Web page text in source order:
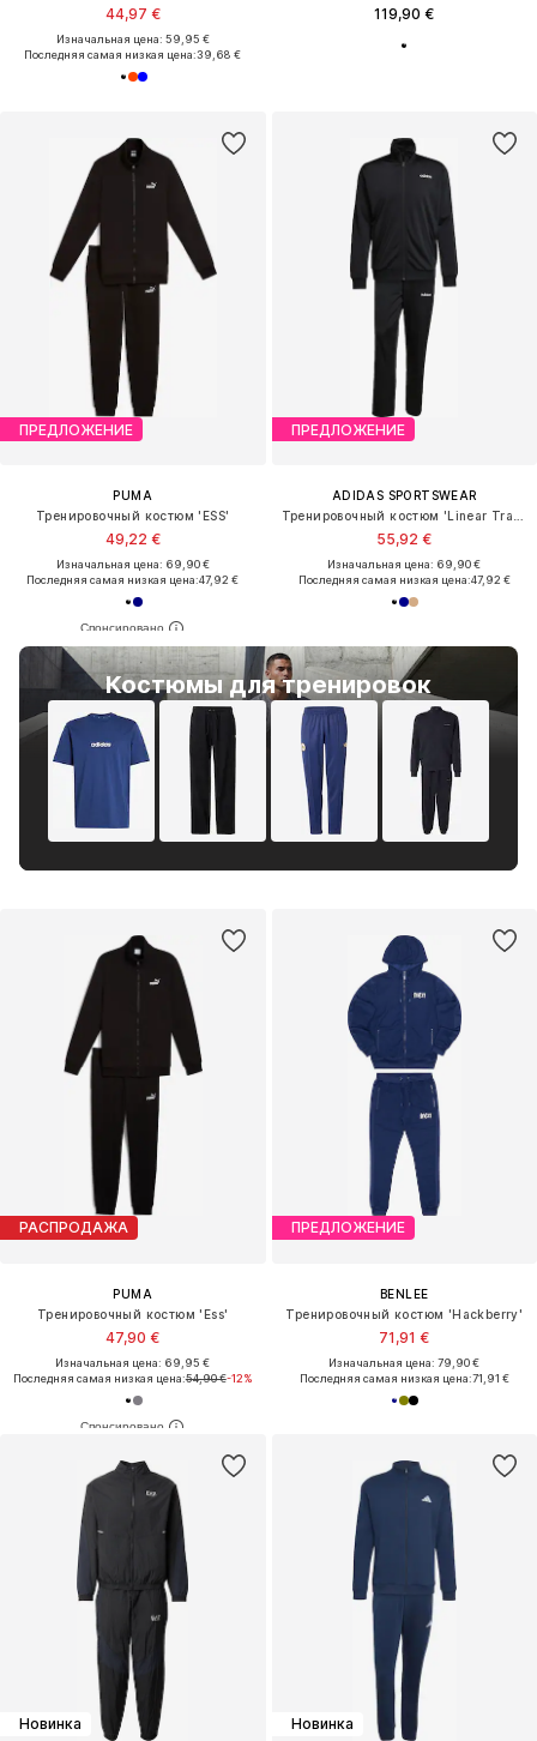
44,97 €
Изначальная цена: 59,95 €
Последняя самая низкая цена:39,68 €
119,90 €
ПРЕДЛОЖЕНИЕ
PUMA
Тренировочный костюм 'ESS'
49,22 €
Изначальная цена: 69,90 €
Последняя самая низкая цена:47,92 €
Костюмы для тренировок
ПРЕДЛОЖЕНИЕ
ADIDAS SPORTSWEAR
55,92 €
Изначальная цена: 69,90 €
Последняя самая низкая цена:47,92 €
РАСПРОДАЖА
PUMA
Тренировочный костюм 'Ess'
47,90 €
Изначальная цена: 69,95 €
Последняя самая низкая цена:54,90 €-12%
ПРЕДЛОЖЕНИЕ
BENLEE
Тренировочный костюм 'Hackberry'
71,91 €
Изначальная цена: 79,90 €
Последняя самая низкая цена:71,91 €
Новинка Новинка